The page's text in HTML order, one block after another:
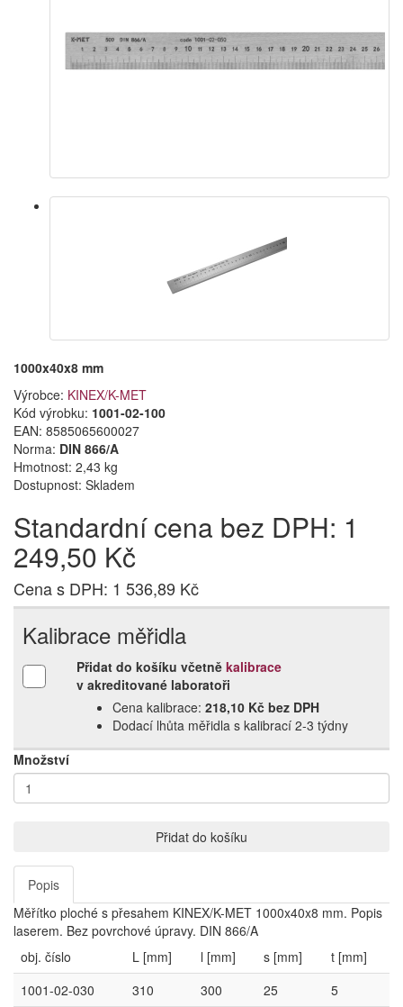
1000x40x8 mm
Výrobce: KINEX/K-MET
Kód výrobku: 1001-02-100
EAN: 8585065600027
Norma: DIN 866/A
Hmotnost: 2,43 kg
Dostupnost: Skladem
Standardní cena bez DPH: 1
249,50 Kč
Cena s DPH: 1 536,89 Kč
Kalibrace měřidla
Přidat do košíku včetně kalibrace
v akreditované laboratoři
Cena kalibrace: 218,10 Kč bez DPH
Dodací lhůta měřidla s kalibrací 2‑3 týdny
Množství
Přidat do košíku
Popis
Měřítko ploché s přesahem KINEX/K-MET 1000x40x8 mm. Popis
laserem. Bez povrchové úpravy. DIN 866/A
obj. číslo
L [mm] l [mm] s [mm]
t [mm]
1001-02-030
310 300 25
5